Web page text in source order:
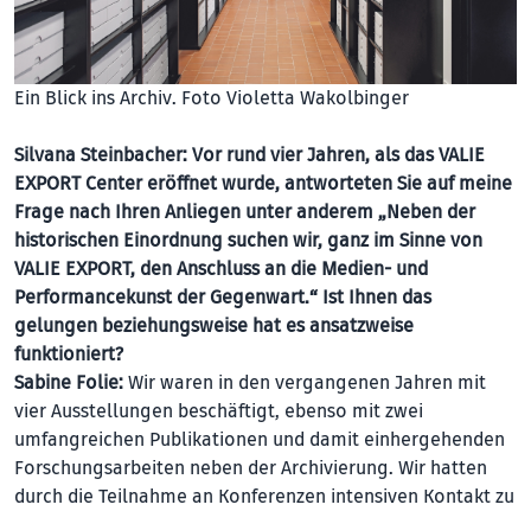
Ein Blick ins Archiv. Foto Violetta Wakolbinger
Silvana Steinbacher: Vor rund vier Jahren, als das VALIE
EXPORT Center eröffnet wurde, antworteten Sie auf meine
Frage nach Ihren Anliegen unter anderem „Neben der
historischen Einordnung suchen wir, ganz im Sinne von
VALIE EXPORT, den Anschluss an die Medien- und
Performancekunst der Gegenwart.“ Ist Ihnen das
gelungen beziehungsweise hat es ansatzweise
funktioniert?
Sabine Folie: Wir waren in den vergangenen Jahren mit
vier Ausstellungen beschäftigt, ebenso mit zwei
umfangreichen Publikationen und damit einhergehenden
Forschungsarbeiten neben der Archivierung. Wir hatten
durch die Teilnahme an Konferenzen intensiven Kontakt zu